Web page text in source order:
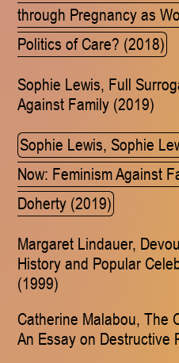
through Pregnancy as
Politics of Care? (2018)
Sophie Lewis, Full
Against Family (2019)
Sophie Lewis, Sophie
Now: Feminism Against
Doherty (2019)
Margaret Lindauer,
History and Popular
(1999)
Catherine Malabou, The
An Essay on Destructive